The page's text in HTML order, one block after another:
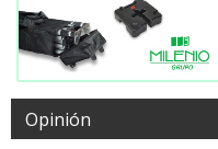
Opinión